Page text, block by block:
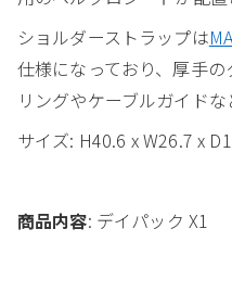
ショルダーストラップは
仕様になっており、厚手
リングやケーブルガイドな
サイズ: H40.6 x W26.7 x
商品内容: デイパック X1